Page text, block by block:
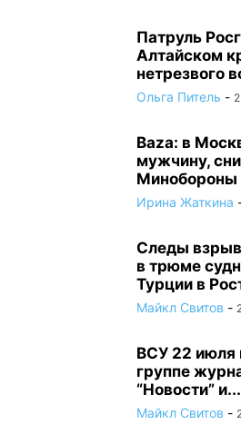
Патруль
Алтайском
нетрезвого
Ольга Питель -
Baza: в
мужчину,
Минобороны
Ирина Жаткина
Следы
в трюме
Турции в
Майкл Свитов -
ВСУ 22 июля
группе
“Новости” и...
Майкл Свитов -